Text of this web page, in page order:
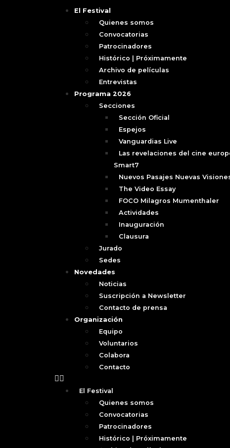
El Festival
Quienes somos
Convocatorias
Patrocinadores
Histórico | Próximamente
Archivo de películas
Entrevistas
Programa 2026
Secciones
Sección Oficial
Espejos
Vanguardias Live
Las revelaciones del cine
Smart7
Nuevos Pasajes Nuevas
The Video Essay
FOCO Milagros Mumenthaler
Actividades
Inauguración
Clausura
Jurado
Sedes
Novedades
Noticias
Suscripción a Newsletter
Contacto de prensa
Organización
Equipo
Voluntarios
Colabora
Contacto
El Festival
Quienes somos
Convocatorias
Patrocinadores
Histórico | Próximamente